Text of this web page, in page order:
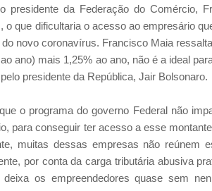
presidente da Federação do Comércio,
o que dificultaria o acesso ao empresário
do novo coronavírus. Francisco Maia
ano) mais 1,25% ao ano, não é a ideal
presidente da República, Jair Bolsonaro.
o programa do governo Federal não
para conseguir ter acesso a esse
muitas dessas empresas não reúnem
por conta da carga tributária abusiva
deixa os empreendedores quase sem